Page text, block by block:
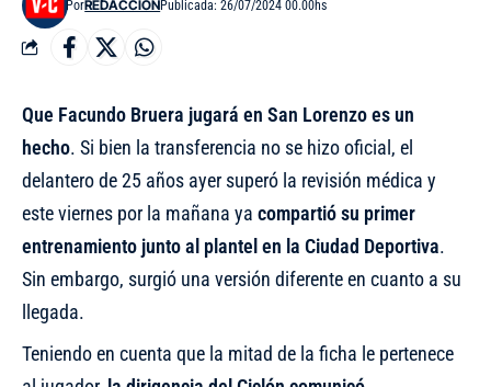
PorREDACCIÓNPublicada: 26/07/2024 00.00hs
Que Facundo Bruera jugará en San Lorenzo es un
hecho. Si bien la transferencia no se hizo oficial, el
delantero de 25 años ayer superó la revisión médica y
este viernes por la mañana ya compartió su primer
entrenamiento junto al plantel en la Ciudad Deportiva.
Sin embargo, surgió una versión diferente en cuanto a su
llegada.
Teniendo en cuenta que la mitad de la ficha le pertenece